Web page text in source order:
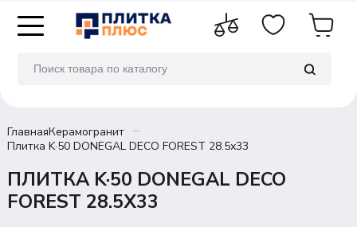
ГлавнаяКерамогранит
Плитка K·50 DONEGAL DECO FOREST 28.5х33
ПЛИТКА K·50 DONEGAL DECO
FOREST 28.5Х33